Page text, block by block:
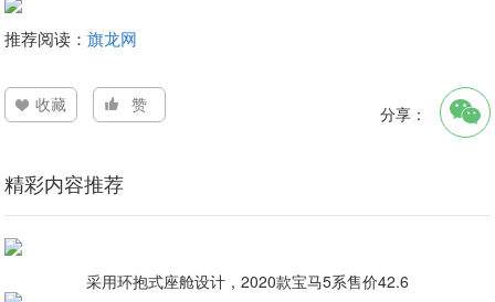
推荐阅读：旗龙网
收藏 赞 分享：
精彩内容推荐
采用环抱式座舱设计，2020款宝马5系售价42.6